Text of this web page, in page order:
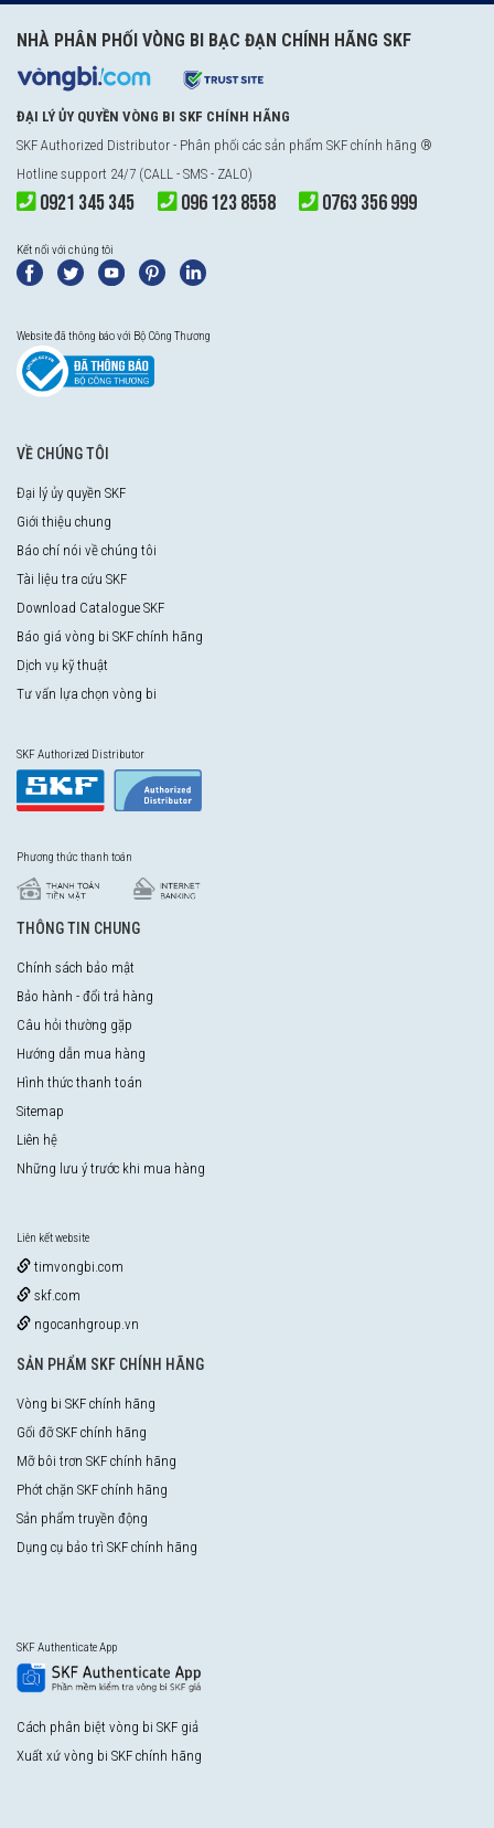
NHÀ PHÂN PHỐI VÒNG BI BẠC ĐẠN CHÍNH HÃNG SKF
ĐẠI LÝ ỦY QUYỀN VÒNG BI SKF CHÍNH HÃNG
SKF Authorized Distributor - Phân phối các sản phẩm SKF chính hãng ®
Hotline support 24/7 (CALL - SMS - ZALO)
0921 345 345 096 123 8558 0763 356 999
Kết nối với chúng tôi
Website đã thông báo với Bộ Công Thương
VỀ CHÚNG TÔI
Đại lý ủy quyền SKF
Giới thiệu chung
Báo chí nói về chúng tôi
Tài liệu tra cứu SKF
Download Catalogue SKF
Báo giá vòng bi SKF chính hãng
Dịch vụ kỹ thuật
Tư vấn lựa chọn vòng bi
SKF Authorized Distributor
Phương thức thanh toán
THÔNG TIN CHUNG
Chính sách bảo mật
Bảo hành - đổi trả hàng
Câu hỏi thường gặp
Hướng dẫn mua hàng
Hình thức thanh toán
Sitemap
Liên hệ
Những lưu ý trước khi mua hàng
Liên kết website
timvongbi.com
skf.com
ngocanhgroup.vn
SẢN PHẨM SKF CHÍNH HÃNG
Vòng bi SKF chính hãng
Gối đỡ SKF chính hãng
Mỡ bôi trơn SKF chính hãng
Phớt chặn SKF chính hãng
Sản phẩm truyền động
Dụng cụ bảo trì SKF chính hãng
SKF Authenticate App
Cách phân biệt vòng bi SKF giả
Xuất xứ vòng bi SKF chính hãng